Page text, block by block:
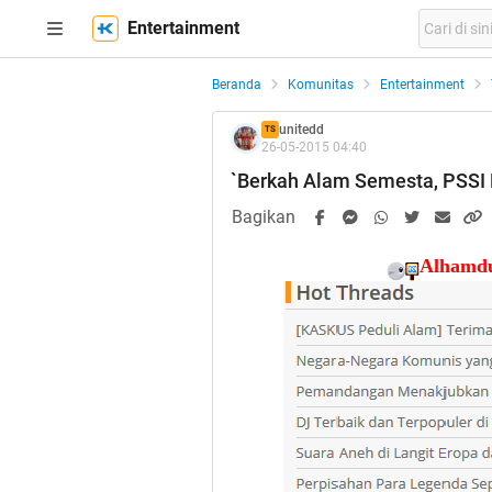
Entertainment
Beranda Komunitas Entertainment
TS unitedd
26-05-2015 04:40
`Berkah Alam Semesta,
Bagikan